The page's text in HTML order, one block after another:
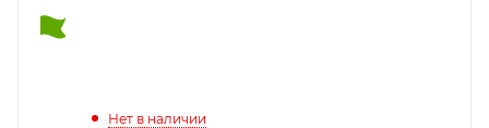
Нет в наличии